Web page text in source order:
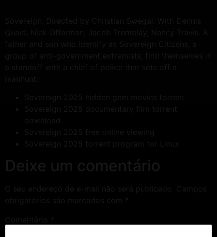
Sovereign: Directed by Christian Swegal. With Dennis
Quaid, Nick Offerman, Jacob Tremblay, Nancy Travis. A
father and son who identify as Sovereign Citizens, a
group of anti-government extremists, find themselves in
a standoff with a chief of police that sets off a
manhunt.
Sovereign 2025 hidden gem movies torrent
Sovereign 2025 documentary film torrent
download
Sovereign 2025 free online viewing
Sovereign 2025 torrent program for Linux
Deixe um comentário
O seu endereço de e-mail não será publicado.
Campos
obrigatórios são marcados com
Comentário